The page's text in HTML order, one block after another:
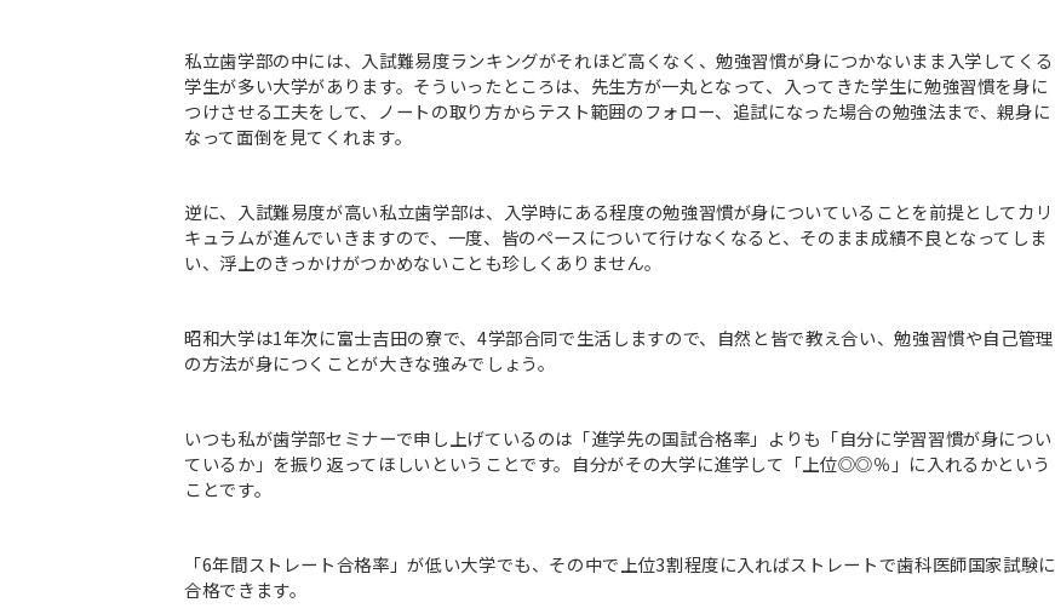
私立歯学部の中には、入試難易度ランキングがそれほど高くなく、勉強習慣が身につかないまま入学してくる
学生が多い大学があります。そういったところは、先生方が一丸となって、入ってきた学生に勉強習慣を身に
つけさせる工夫をして、ノートの取り方からテスト範囲のフォロー、追試になった場合の勉強法まで、親身に
なって面倒を見てくれます。
逆に、入試難易度が高い私立歯学部は、入学時にある程度の勉強習慣が身についていることを前提としてカリ
キュラムが進んでいきますので、一度、皆のペースについて行けなくなると、そのまま成績不良となってしま
い、浮上のきっかけがつかめないことも珍しくありません。
昭和大学は1年次に富士吉田の寮で、4学部合同で生活しますので、自然と皆で教え合い、勉強習慣や自己管理
の方法が身につくことが大きな強みでしょう。
いつも私が歯学部セミナーで申し上げているのは「進学先の国試合格率」よりも「自分に学習習慣が身につい
ているか」を振り返ってほしいということです。自分がその大学に進学して「上位◎◎％」に入れるかという
ことです。
「6年間ストレート合格率」が低い大学でも、その中で上位3割程度に入ればストレートで歯科医師国家試験に
合格できます。